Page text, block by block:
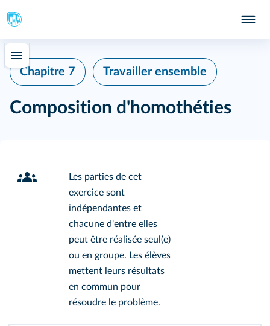
Chapitre 7 Travailler ensemble
Composition d'homothéties
Les parties de cet
exercice sont
indépendantes et
chacune d'entre elles
peut être réalisée seul(e)
ou en groupe. Les élèves
mettent leurs résultats
en commun pour
résoudre le problème.